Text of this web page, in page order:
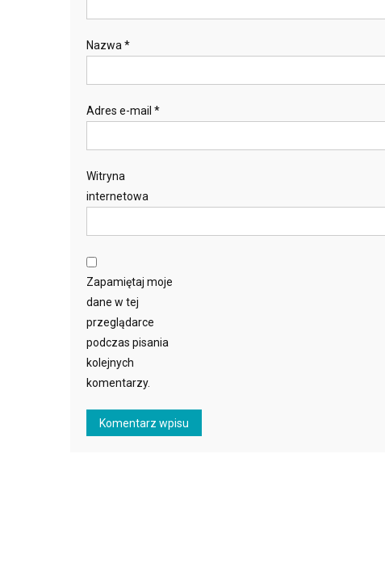
Nazwa *
Adres e-mail *
Witryna
internetowa
Zapamiętaj moje
dane w tej
przeglądarce
podczas pisania
kolejnych
komentarzy.